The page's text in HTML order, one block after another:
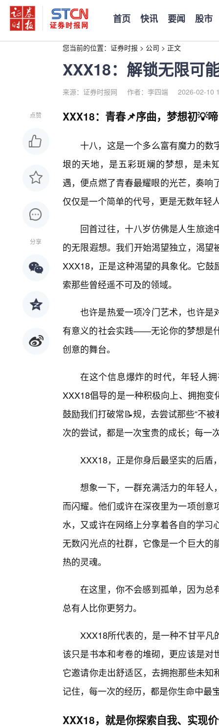
首页 快讯 要闻 股市
您当前的位置： 证券时报 > 公司 > 正文
XXX18：解锁无限可
来源：证券时报网 作者：李四端 2026-02-10
点赞
分享
XXX18：青春📌序曲，梦想初💡啼
十八，这是一个多么富有魔力的
垠的天地，是五彩斑斓的梦想，是未
遇，便点燃了青春最耀眼的光芒，奏
仅仅是一个简单的代号，更是无数年轻
回首过往，十八岁仿佛是人生旅
的无限遐想。我们开始渴望独立，渴
XXX18，正是这种渴望的具象化。它
索那些曾经遥不可及的领域。
也许是热爱一项冷门艺术，也许是
有意义的社会实践——无论你的梦想是
创意的舞台。
在这个信息爆炸的时代，年轻人
XXX18倡导的是一种积极向上、拥抱
鼓励我们打破常📝规，去尝试那些“不
次的尝试，都是一次宝贵的成长；每一
XXX18，正是你身后最坚实的后盾
想象一下，一群充满活力的年轻人
而闪耀。他们或许在深夜里为一项创
水，又或许在网络上分享着各自的学
无数闪光点的社群，它像是一个巨大
热的灵魂。
在这里，你不会感到孤单，因为总
总有人比你更努力。
XXX18所代表的，是一种不甘平
该只是书本和考卷的堆砌，更应该是
它邀请你走出舒适区，去拥抱那些未
记住，每一次的经历，都是你生命中最
XXX18，就是你探索自我、实现